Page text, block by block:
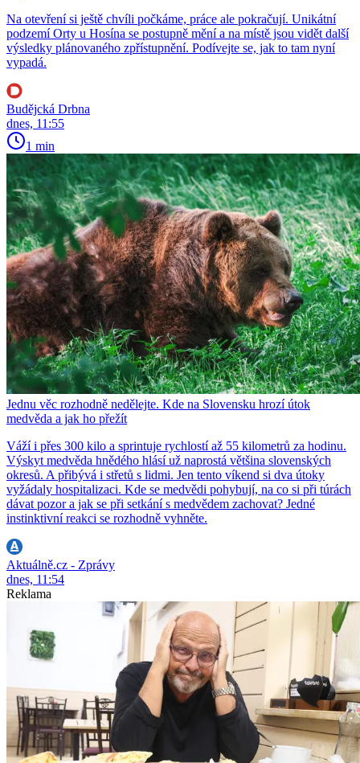
Na otevření si ještě chvíli počkáme, práce ale pokračují. Unikátní
podzemí Orty u Hosína se postupně mění a na místě jsou vidět další
výsledky plánovaného zpřístupnění. Podívejte se, jak to tam nyní
vypadá.
Budějcká Drbna
dnes, 11:55
1 min
Jednu věc rozhodně nedělejte. Kde na Slovensku hrozí útok
medvěda a jak ho přežít
Váží i přes 300 kilo a sprintuje rychlostí až 55 kilometrů za hodinu.
Výskyt medvěda hnědého hlásí už naprostá většina slovenských
okresů. A přibývá i střetů s lidmi. Jen tento víkend si dva útoky
vyžádaly hospitalizaci. Kde se medvědi pohybují, na co si při túrách
dávat pozor a jak se při setkání s medvědem zachovat? Jedné
instinktivní reakci se rozhodně vyhněte.
Aktuálně.cz - Zprávy
dnes, 11:54
Reklama